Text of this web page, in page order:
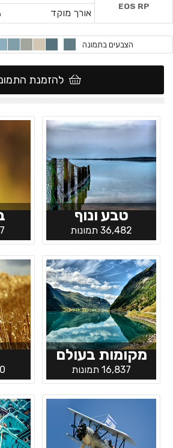
אורך מוקד
EOS RP
הצבעים בתמונה
להזמנת
טבע ונוף
36,482 תמונות
מקומות בעולם
16,837 תמונות